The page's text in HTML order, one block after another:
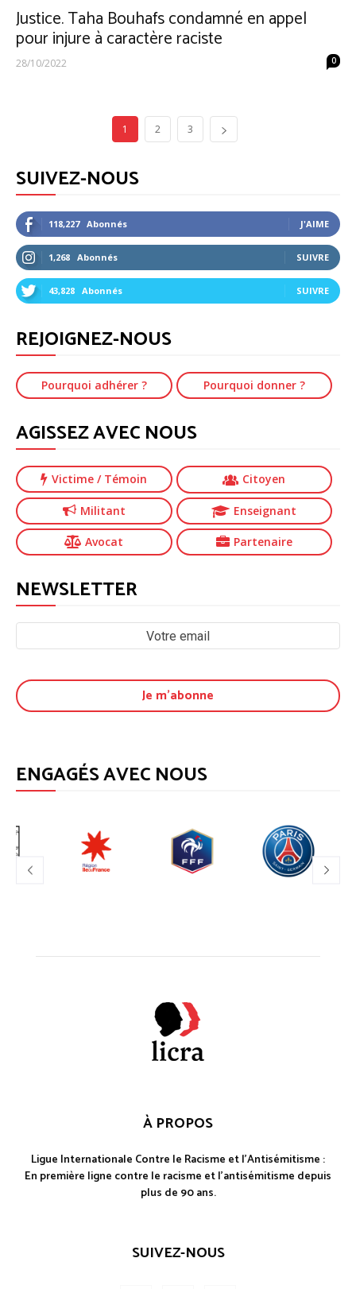
Justice. Taha Bouhafs condamné en appel
pour injure à caractère raciste
28/10/2022 0
1 2 3
SUIVEZ-NOUS
118,227 Abonnés J'AIME
1,268 Abonnés SUIVRE
43,828 Abonnés SUIVRE
REJOIGNEZ-NOUS
Pourquoi adhérer ? Pourquoi donner ?
AGISSEZ AVEC NOUS
Victime/ Témoin Citoyen
Militant Enseignant
Avocat Partenaire
NEWSLETTER
ENGAGÉS AVEC NOUS
À PROPOS
Ligue Internationale Contre le Racisme et l'Antisémitisme :
En première ligne contre le racisme et l'antisémitisme depuis
plus de 90 ans.
SUIVEZ-NOUS